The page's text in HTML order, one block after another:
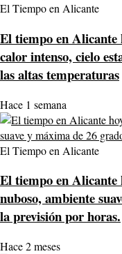
El Tiempo en Alicante
El tiempo en Alicante
calor intenso, cielo
las altas temperaturas
Hace 1 semana
El Tiempo en Alicante
El tiempo en Alicante
nuboso, ambiente
la previsión por horas.
Hace 2 meses